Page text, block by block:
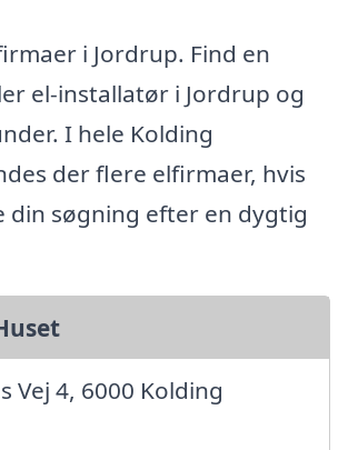
i Jordrup. Find en
el-installatør i Jordrup og
I hele Kolding
der flere elfirmaer, hvis
din søgning efter en dygtig
Vej 4, 6000 Kolding